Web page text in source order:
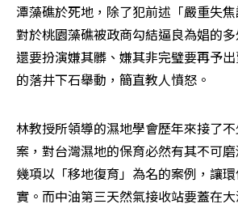
潭藻礁於死地，除了犯前述「嚴重失焦
對於桃園藻礁被政商勾結逼良為娼的多
還要扮演嫌其髒、嫌其非完璧要再予
的落井下石舉動，簡直教人憤怒。
林教授所領導的濕地學會歷年來接了
案，對台灣濕地的保育必然有其不可
幾項以「移地復育」為名的案例，讓
實。而中油第三天然氣接收站要蓋在